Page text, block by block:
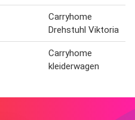
Carryhome
Drehstuhl Viktoria
Carryhome
kleiderwagen